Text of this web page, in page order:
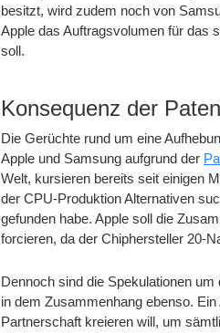
besitzt, wird zudem noch von
Apple das Auftragsvolumen für das
soll.
Konsequenz der
Die Gerüchte rund um eine
Apple und Samsung aufgrund der
Welt, kursieren bereits seit einigen
der CPU-Produktion Alternativen
gefunden habe. Apple soll die
forcieren, da der Chiphersteller 20-
Dennoch sind die Spekulationen
in dem Zusammenhang ebenso.
Partnerschaft kreieren will, um